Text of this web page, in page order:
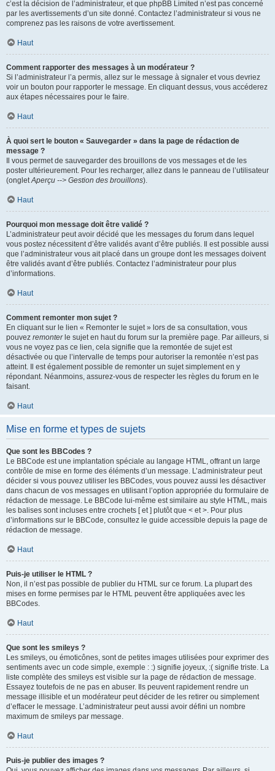
c’est la décision de l’administrateur, et que phpBB Limited n’est pas concerné
par les avertissements d’un site donné. Contactez l’administrateur si vous ne
comprenez pas les raisons de votre avertissement.
Haut
Comment rapporter des messages à un modérateur ?
Si l’administrateur l’a permis, allez sur le message à signaler et vous devriez
voir un bouton pour rapporter le message. En cliquant dessus, vous accéderez
aux étapes nécessaires pour le faire.
Haut
À quoi sert le bouton « Sauvegarder » dans la page de rédaction de
message ?
Il vous permet de sauvegarder des brouillons de vos messages et de les
poster ultérieurement. Pour les recharger, allez dans le panneau de l’utilisateur
(ongletAperçu --> Gestion des brouillons).
Haut
Pourquoi mon message doit être validé ?
L’administrateur peut avoir décidé que les messages du forum dans lequel
vous postez nécessitent d’être validés avant d’être publiés. Il est possible aussi
que l’administrateur vous ait placé dans un groupe dont les messages doivent
être validés avant d’être publiés. Contactez l’administrateur pour plus
d’informations.
Haut
Comment remonter mon sujet ?
En cliquant sur le lien « Remonter le sujet » lors de sa consultation, vous
pouvez remonterle sujet en haut du forum sur la première page. Par ailleurs, si
vous ne voyez pas ce lien, cela signifie que la remontée de sujet est
désactivée ou que l’intervalle de temps pour autoriser la remontée n’est pas
atteint. Il est également possible de remonter un sujet simplement en y
répondant. Néanmoins, assurez-vous de respecter les règles du forum en le
faisant.
Haut
Mise en forme et types de sujets
Que sont les BBCodes ?
Le BBCode est une implantation spéciale au langage HTML, offrant un large
contrôle de mise en forme des éléments d’un message. L’administrateur peut
décider si vous pouvez utiliser les BBCodes, vous pouvez aussi les désactiver
dans chacun de vos messages en utilisant l’option appropriée du formulaire de
rédaction de message. Le BBCode lui-même est similaire au style HTML, mais
les balises sont incluses entre crochets [ et ] plutôt que < et >. Pour plus
d’informations sur le BBCode, consultez le guide accessible depuis la page de
rédaction de message.
Haut
Puis-je utiliser le HTML ?
Non, il n’est pas possible de publier du HTML sur ce forum. La plupart des
mises en forme permises par le HTML peuvent être appliquées avec les
BBCodes.
Haut
Que sont les smileys ?
Les smileys, ou émoticônes, sont de petites images utilisées pour exprimer des
sentiments avec un code simple, exemple : :) signifie joyeux, :( signifie triste. La
liste complète des smileys est visible sur la page de rédaction de message.
Essayez toutefois de ne pas en abuser. Ils peuvent rapidement rendre un
message illisible et un modérateur peut décider de les retirer ou simplement
d’effacer le message. L’administrateur peut aussi avoir défini un nombre
maximum de smileys par message.
Haut
Puis-je publier des images ?